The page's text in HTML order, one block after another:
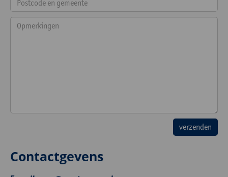
Contactgevens